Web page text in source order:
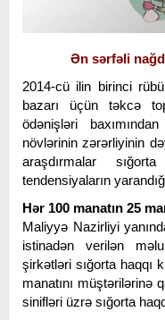
Ən sərfəli
2014-cü ilin birinci
bazarı üçün təkcə
ödənişləri
növlərinin zərərliyinin
araşdırmalar
tendensiyaların
Hər 100 manatın 25
Maliyyə Nazirliyi
istinadən verilən
şirkətləri sığorta haqqı
manatını müştərilərinə
sinifləri üzrə sığorta